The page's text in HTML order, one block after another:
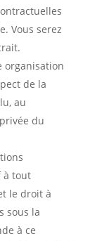
Vous serez
organisation
de la
au
du
à tout
le droit à
sous la
à ce